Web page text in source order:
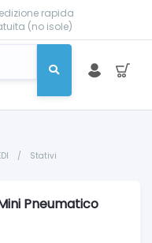
rapida
(no isole)
/ Stativi
Pneumatico